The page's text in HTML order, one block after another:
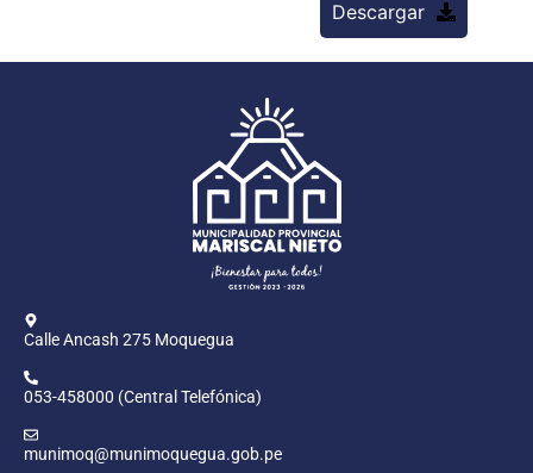
Descargar
Calle Ancash 275 Moquegua
053-458000 (Central Telefónica)
munimoq@munimoquegua.gob.pe